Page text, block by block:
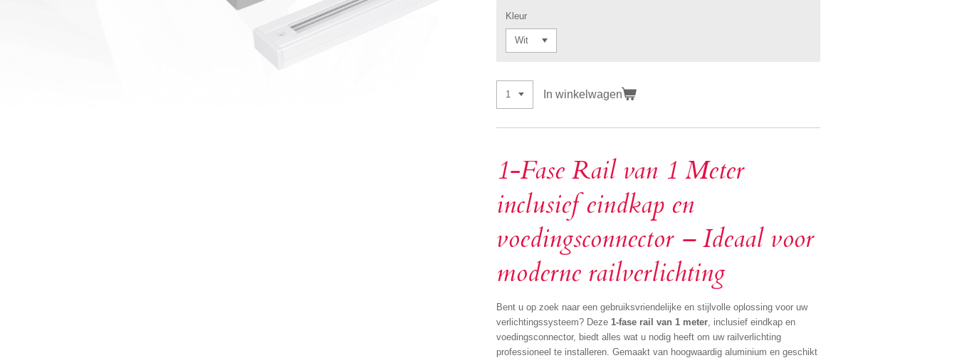
Kleur
In winkelwagen
1-Fase Rail van 1 Meter
inclusief eindkap en
voedingsconnector – Ideaal voor
moderne railverlichting
Bent u op zoek naar een gebruiksvriendelijke en stijlvolle oplossing voor uw
verlichtingssysteem? Deze 1-fase rail van 1 meter, inclusief eindkap en
voedingsconnector, biedt alles wat u nodig heeft om uw railverlichting
professioneel te installeren. Gemaakt van hoogwaardig aluminium en geschikt